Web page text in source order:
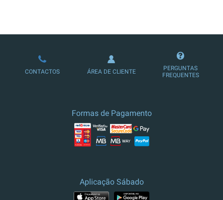
LOJA DE ASSINATURAS
CONTACTOS ÁREA DE CLIENTE
PERGUNTAS
FREQUENTES
Formas de Pagamento
Aplicação Sábado